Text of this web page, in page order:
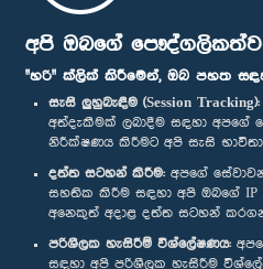
අපි ඔබගේ
"හරි" ක්ලික් කිරීමෙන්, ඔබ පහත
සැසි ලුහුබැඳීම (Session Tracking):
අත්දැකීමක් ලබාදීම සඳහා අපගේ
නිරීක්ෂණය කිරීමට අපි සැසි
දත්ත සටහන් කිරීම: අපගේ
සහතික කිරීම සඳහා අපි ඔබගේ IP
අනෙකුත් අදාළ දත්ත සටහන්
පරිශීලක හැසිරීම් විශ්ලේෂණය:
සඳහා අපි පරිශීලක හැසිරීම
පාර්ලිමේන්තු ජංගම යෙදුම
අප හා සම්බන්ධ වී සිටින්න :
සම්මාන